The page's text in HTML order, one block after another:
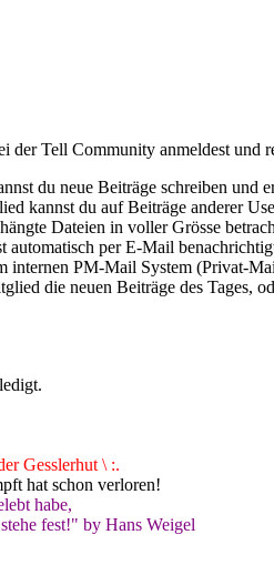
der Tell Community anmeldest und
du neue Beiträge schreiben und
kannst du auf Beiträge anderer
Dateien in voller Grösse
automatisch per E-Mail
internen PM-Mail System (Privat-
die neuen Beiträge des Tages,
Gesslerhut \ :.
hat schon verloren!
habe,
fest!" by Hans Weigel